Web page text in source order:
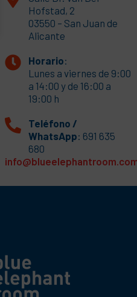
Hofstad, 2
03550 – San Juan de
Alicante
Horario:
Lunes a viernes de 9:00
a 14:00 y de 16:00 a
19:00 h
Teléfono /
WhatsApp: 691 635
680